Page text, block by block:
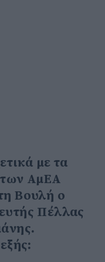
με τα
των ΑμΕΑ
Βουλή ο
Πέλλας